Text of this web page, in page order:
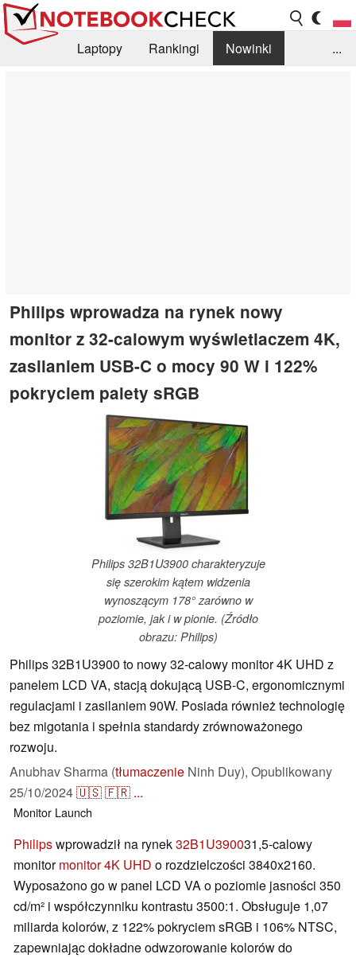
Laptopy Rankingi
Nowinki
...
Philips wprowadza na rynek nowy
monitor z 32-calowym wyświetlaczem 4K,
zasilaniem USB-C o mocy 90 W i 122%
pokryciem palety sRGB
Philips 32B1U3900 charakteryzuje
się szerokim kątem widzenia
wynoszącym 178° zarówno w
poziomie, jak i w pionie. (Źródło
obrazu: Philips)
Philips 32B1U3900 to nowy 32-calowy monitor 4K UHD z
panelem LCD VA, stacją dokującą USB-C, ergonomicznymi
regulacjami i zasilaniem 90W. Posiada również technologię
bez migotania i spełnia standardy zrównoważonego
rozwoju.
Anubhav Sharma (tłumaczenie Ninh Duy), Opublikowany
25/10/2024🇺🇸🇫🇷 ...
Monitor Launch
Philipswprowadził na rynek32B1U390031,5-calowy
monitormonitor 4K UHD o rozdzielczości 3840x2160.
Wyposażono go w panel LCD VA o poziomie jasności 350
cd/m² i współczynniku kontrastu 3500:1. Obsługuje 1,07
miliarda kolorów, z 122% pokryciem sRGB i 106% NTSC,
zapewniając dokładne odwzorowanie kolorów do